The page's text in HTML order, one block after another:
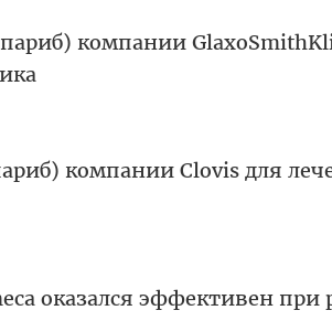
компании
компании Clovis для
оказался эффективен при